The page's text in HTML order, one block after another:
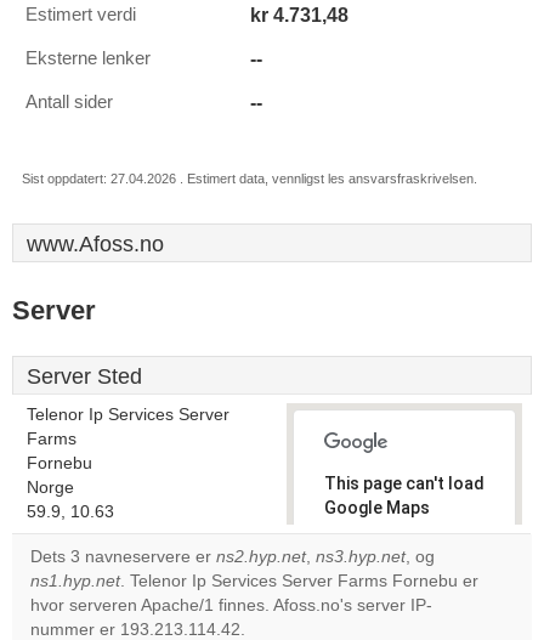
Estimert verdi kr 4.731,48
Eksterne lenker --
Antall sider --
Sist oppdatert: 27.04.2026 . Estimert data, vennligst les ansvarsfraskrivelsen.
www.Afoss.no
Server
Server Sted
Telenor Ip Services Server
Farms
Fornebu
Norge
59.9, 10.63
This page can't load
Google Maps
correctly.
Do you
own this
Dets 3 navneservere er ns2.hyp.net, ns3.hyp.net, og
ns1.hyp.net. Telenor Ip Services Server Farms Fornebu er
hvor serveren Apache/1 finnes. Afoss.no's server IP-
nummer er 193.213.114.42.